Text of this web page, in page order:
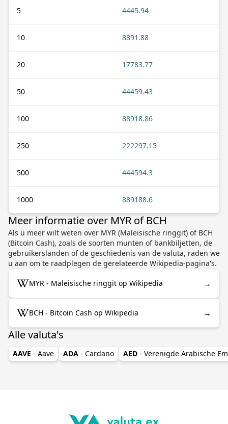
5 4445.94
10 8891.88
20 17783.77
50 44459.43
100 88918.86
250 222297.15
500 444594.3
1000 889188.6
Meer informatie over MYR of BCH
Als u meer wilt weten over MYR (Maleisische ringgit) of BCH
(Bitcoin Cash), zoals de soorten munten of bankbiljetten, de
gebruikerslanden of de geschiedenis van de valuta, raden we
u aan om te raadplegen de gerelateerde Wikipedia-pagina's.
MYR - Maleisische ringgit op Wikipedia →
BCH - Bitcoin Cash op Wikipedia →
Alle valuta's
AAVE - Aave ADA - Cardano AED - Verenigde Arabische